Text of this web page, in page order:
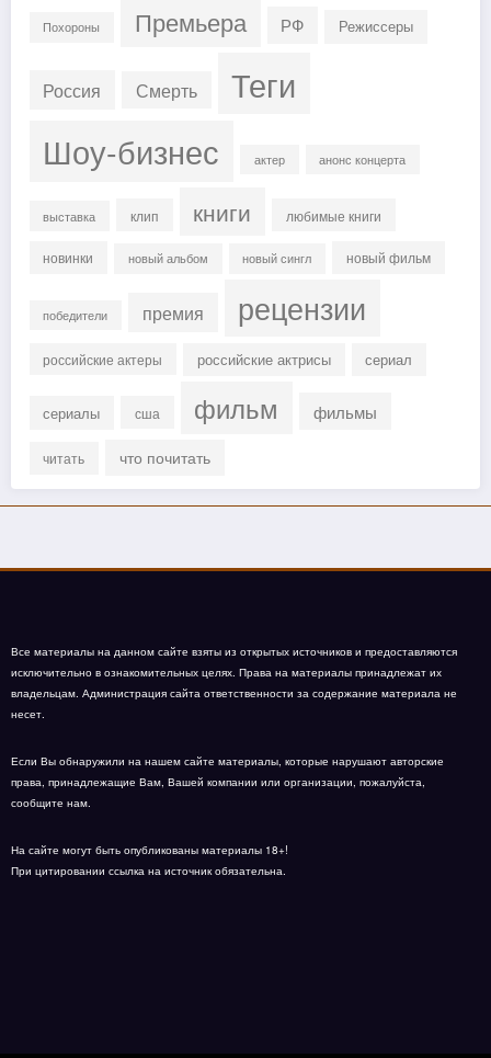
Похороны Премьера РФ Режиссеры
Россия Смерть Теги
Шоу-бизнес актер анонс концерта
выставка клип книги любимые книги
новинки новый альбом новый сингл новый фильм
победители премия рецензии
российские актеры российские актрисы сериал
сериалы сша фильм фильмы
читать что почитать
Все материалы на данном сайте взяты из открытых источников и предоставляются
исключительно в ознакомительных целях. Права на материалы принадлежат их
владельцам. Администрация сайта ответственности за содержание материала не
несет.
Если Вы обнаружили на нашем сайте материалы, которые нарушают авторские
права, принадлежащие Вам, Вашей компании или организации, пожалуйста,
сообщите нам.
На сайте могут быть опубликованы материалы 18+!
При цитировании ссылка на источник обязательна.